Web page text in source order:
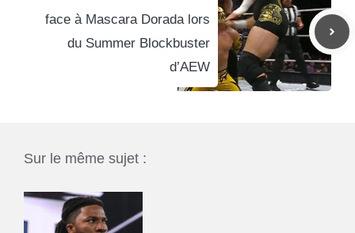
face à Mascara Dorada lors
du Summer Blockbuster
d’AEW
Sur le même sujet :